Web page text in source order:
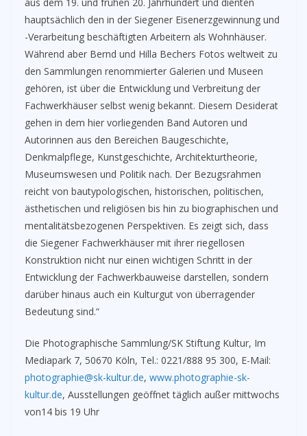
hauptsächlich den in der Siegener Eisenerzgewinnung und
-Verarbeitung beschäftigten Arbeitern als Wohnhäuser.
Während aber Bernd und Hilla Bechers Fotos weltweit zu
den Sammlungen renommierter Galerien und Museen
gehören, ist über die Entwicklung und Verbreitung der
Fachwerkhäuser selbst wenig bekannt. Diesem Desiderat
gehen in dem hier vorliegenden Band Autoren und
Autorinnen aus den Bereichen Baugeschichte,
Denkmalpflege, Kunstgeschichte, Architekturtheorie,
Museumswesen und Politik nach. Der Bezugsrahmen
reicht von bautypologischen, historischen, politischen,
ästhetischen und religiösen bis hin zu biographischen und
mentalitätsbezogenen Perspektiven. Es zeigt sich, dass
die Siegener Fachwerkhäuser mit ihrer riegellosen
Konstruktion nicht nur einen wichtigen Schritt in der
Entwicklung der Fachwerkbauweise darstellen, sondern
darüber hinaus auch ein Kulturgut von überragender
Bedeutung sind.“
Die Photographische Sammlung/SK Stiftung Kultur, Im
Mediapark 7, 50670 Köln, Tel.: 0221/888 95 300, E-Mail:
photographie@sk-kultur.de, www.photographie-sk-
kultur.de, Ausstellungen geöffnet täglich außer mittwochs
von14 bis 19 Uhr